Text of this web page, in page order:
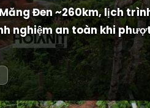
Đen ~260km, lịch
nghiệm an toàn khi